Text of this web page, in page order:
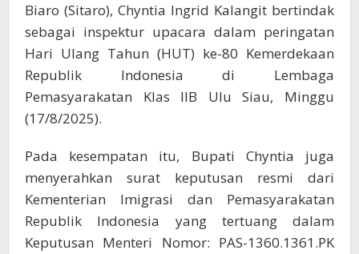
Biaro (Sitaro), Chyntia Ingrid Kalangit bertindak
sebagai inspektur upacara dalam peringatan
Hari Ulang Tahun (HUT) ke-80 Kemerdekaan
Republik Indonesia di Lembaga
Pemasyarakatan Klas IIB Ulu Siau, Minggu
(17/8/2025).
Pada kesempatan itu, Bupati Chyntia juga
menyerahkan surat keputusan resmi dari
Kementerian Imigrasi dan Pemasyarakatan
Republik Indonesia yang tertuang dalam
Keputusan Menteri Nomor: PAS-1360.1361.PK